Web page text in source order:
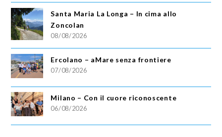
Santa Maria La Longa – In cima allo
Zoncolan
08/08/2026
Ercolano – aMare senza frontiere
07/08/2026
Milano – Con il cuore riconoscente
06/08/2026